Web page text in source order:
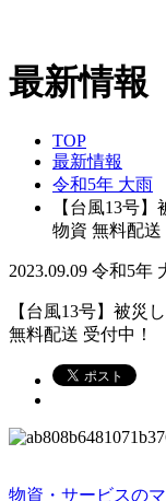
最新情報
TOP
最新情報
令和5年 大雨
【台風13号
物資 無料配送
2023.09.09 令和5年
【台風13号】被災
無料配送 受付中！
物資・サービスの